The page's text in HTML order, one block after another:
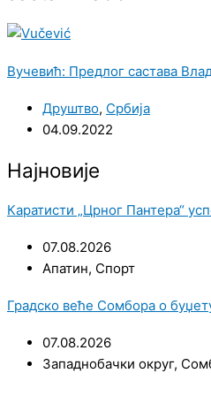
Вучевић: Предлог састава
Друштво, Србија
04.09.2022
Најновије
Каратисти „Црног Пантера“
07.08.2026
Апатин, Спорт
Градско веће Сомбора о
07.08.2026
Западнобачки округ,